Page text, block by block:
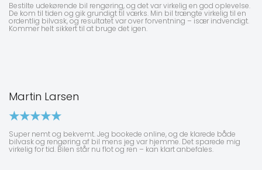
Bestilte udekørende bil rengøring, og det var virkelig en god oplevelse.
De kom til tiden og gik grundigt til værks. Min bil trængte virkelig til en
ordentlig bilvask, og resultatet var over forventning – især indvendigt.
Kommer helt sikkert til at bruge det igen.
Martin Larsen
Super nemt og bekvemt. Jeg bookede online, og de klarede både
bilvask og rengøring af bil mens jeg var hjemme. Det sparede mig
virkelig for tid. Bilen står nu flot og ren – kan klart anbefales.